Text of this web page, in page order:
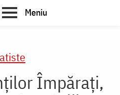
Meniu
Împăraţi,